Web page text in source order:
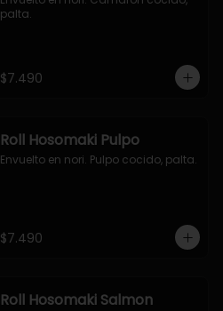
palta.
$7.490
Roll Hosomaki Pulpo
Envuelto en nori. Pulpo cocido, palta.
$7.490
Roll Hosomaki Salmon